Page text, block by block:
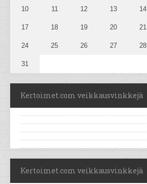
10 11 12 13 14
17 18 19 20 21
24 25 26 27 28
31
Kertoimet.com veikkausvinkkejä
Kertoimet.com veikkausvinkkejä